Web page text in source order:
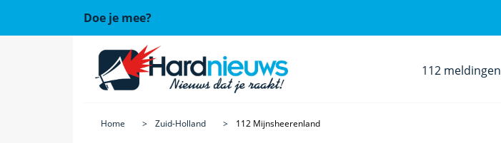
Doe je mee?
112 meldingen
Home Zuid-Holland 112 Mijnsheerenland